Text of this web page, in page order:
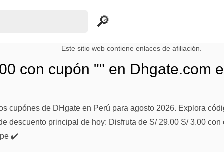
Este sitio web contiene enlaces de afiliación.
con cupón "" en Dhgate.com
cupónes de DHgate en Perú para agosto 2026. Explora
descuento principal de hoy: Disfruta de S/ 29.00 S/ 3.00
✔️